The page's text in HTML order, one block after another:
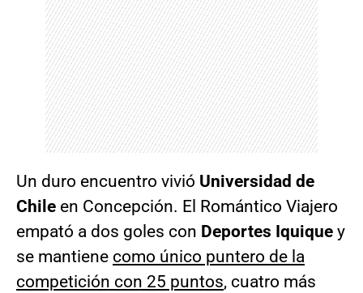
Un duro encuentro vivió Universidad de
Chile en Concepción. El Romántico Viajero
empató a dos goles con Deportes Iquique y
se mantiene como único puntero de la
competición con 25 puntos, cuatro más